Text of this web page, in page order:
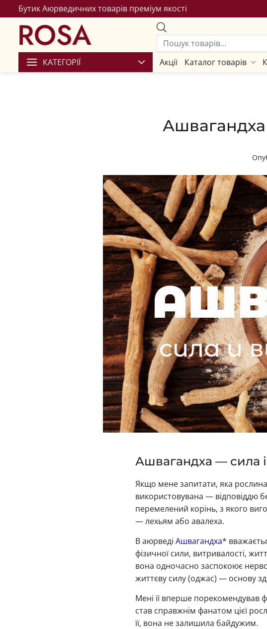
Бутик Аюрведичних товарів преміум якості
ROSA
КАТЕГОРІЇ Акції Каталог товарів
Ашвагандха
Ашвагандха — сила
Якщо мене запитати, яка
використовувана — відповіддю
перемелений корінь, з якого
— лехьям або авалеха.
В аюрведі Ашвагандха*
фізичної сили, витривалості,
вона одночасно заспокоює
життєву силу (оджас) — основу
Мені її вперше порекомендував
став справжнім фанатом цієї
її, вона не залишила байдужим.